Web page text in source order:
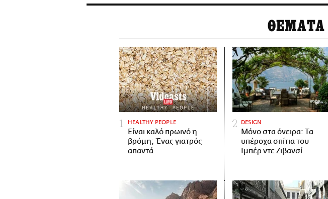
ΘΕΜΑΤΑ
HEALTHY PEOPLE
Είναι καλό πρωινό η
βρόμη; Ένας γιατρός
απαντά
DESIGN
Μόνο στα όνειρα: Τα
υπέροχα σπίτια του
Ιμπέρ ντε Ζιβανσί